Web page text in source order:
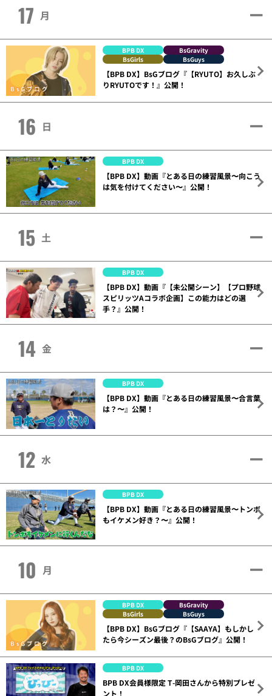
17 月
BPB DX
BsGravity
BsGirls
BsGuys
【BPB DX】BsGブログ『【RYUTO】お久しぶ
りRYUTOです！』公開！
16 日
BPB DX
【BPB DX】動画『とある日の練習風景〜向こう
は気を付けてください〜』公開！
15 土
BPB DX
【BPB DX】動画『【未公開シーン】【プロ野球
スピリッツAコラボ企画】この能力はどの選
手？』公開！
14 金
BPB DX
【BPB DX】動画『とある日の練習風景〜合言葉
は？〜』公開！
12 水
BPB DX
【BPB DX】動画『とある日の練習風景〜トンボ
もイケメン好き？〜』公開！
10 月
BPB DX
BsGravity
BsGirls
BsGuys
【BPB DX】BsGブログ『【SAAYA】もしかし
たら今シーズン最後？のBsGブログ』公開！
BPB DX
BPB DX会員様限定 T-岡田さんから特別プレゼ
ント！